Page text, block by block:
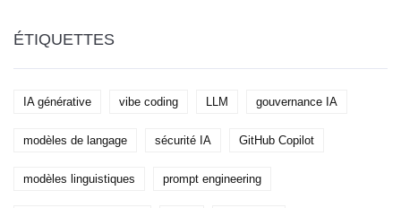
ÉTIQUETTES
IA générative vibe coding LLM gouvernance IA
modèles de langage sécurité IA GitHub Copilot
modèles linguistiques prompt engineering